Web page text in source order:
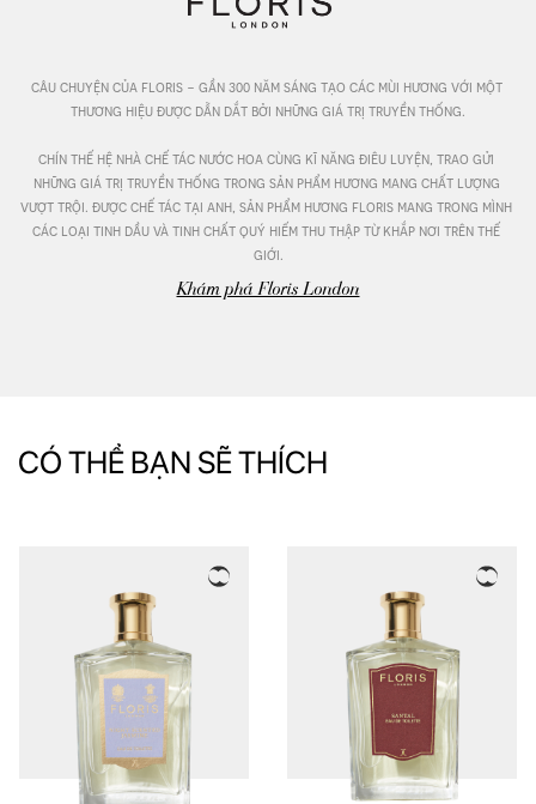
câu chuyện của floris - gần 300 năm sáng tạo các mùi hương với một
thương hiệu được dẫn dắt bởi những giá trị truyền thống.
chín thế hệ nhà chế tác nước hoa cùng kĩ năng điêu luyện, trao gửi
những giá trị truyền thống trong sản phẩm hương mang chất lượng
vượt trội. được chế tác tại anh, sản phẩm hương floris mang trong mình
các loại tinh dầu và tinh chất quý hiếm thu thập từ khắp nơi trên thế
giới.
Khám phá Floris London
CÓ THỂ BẠN SẼ THÍCH